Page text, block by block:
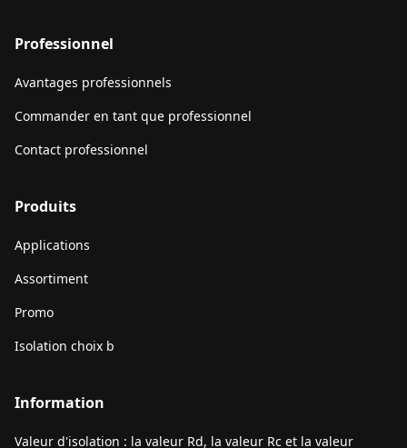
Professionnel
Avantages professionnels
Commander en tant que professionnel
Contact professionnel
Produits
Applications
Assortiment
Promo
Isolation choix b
Information
Valeur d'isolation : la valeur Rd, la valeur Rc et la valeur